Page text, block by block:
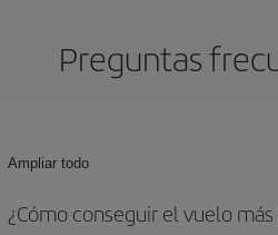
Preguntas
Ampliar todo
¿Cómo conseguir el vuelo